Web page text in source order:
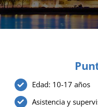
Edad: 10-17 años
Asistencia y